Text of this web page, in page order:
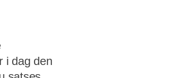
i dag den